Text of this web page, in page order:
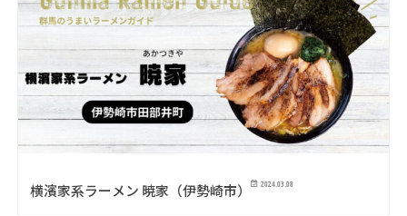
横濱家系ラーメン 暁家（伊勢崎市） 2024.03.08